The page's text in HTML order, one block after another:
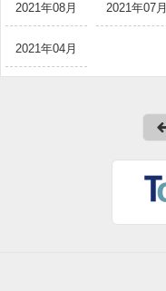
2021年08月 2021年07月
2021年04月